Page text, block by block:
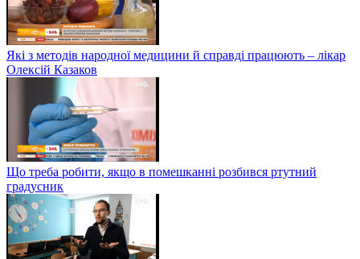
Які з методів народної медицини й справді працюють – лікар
Олексій Казаков
Що треба робити, якщо в помешканні розбився ртутний
градусник